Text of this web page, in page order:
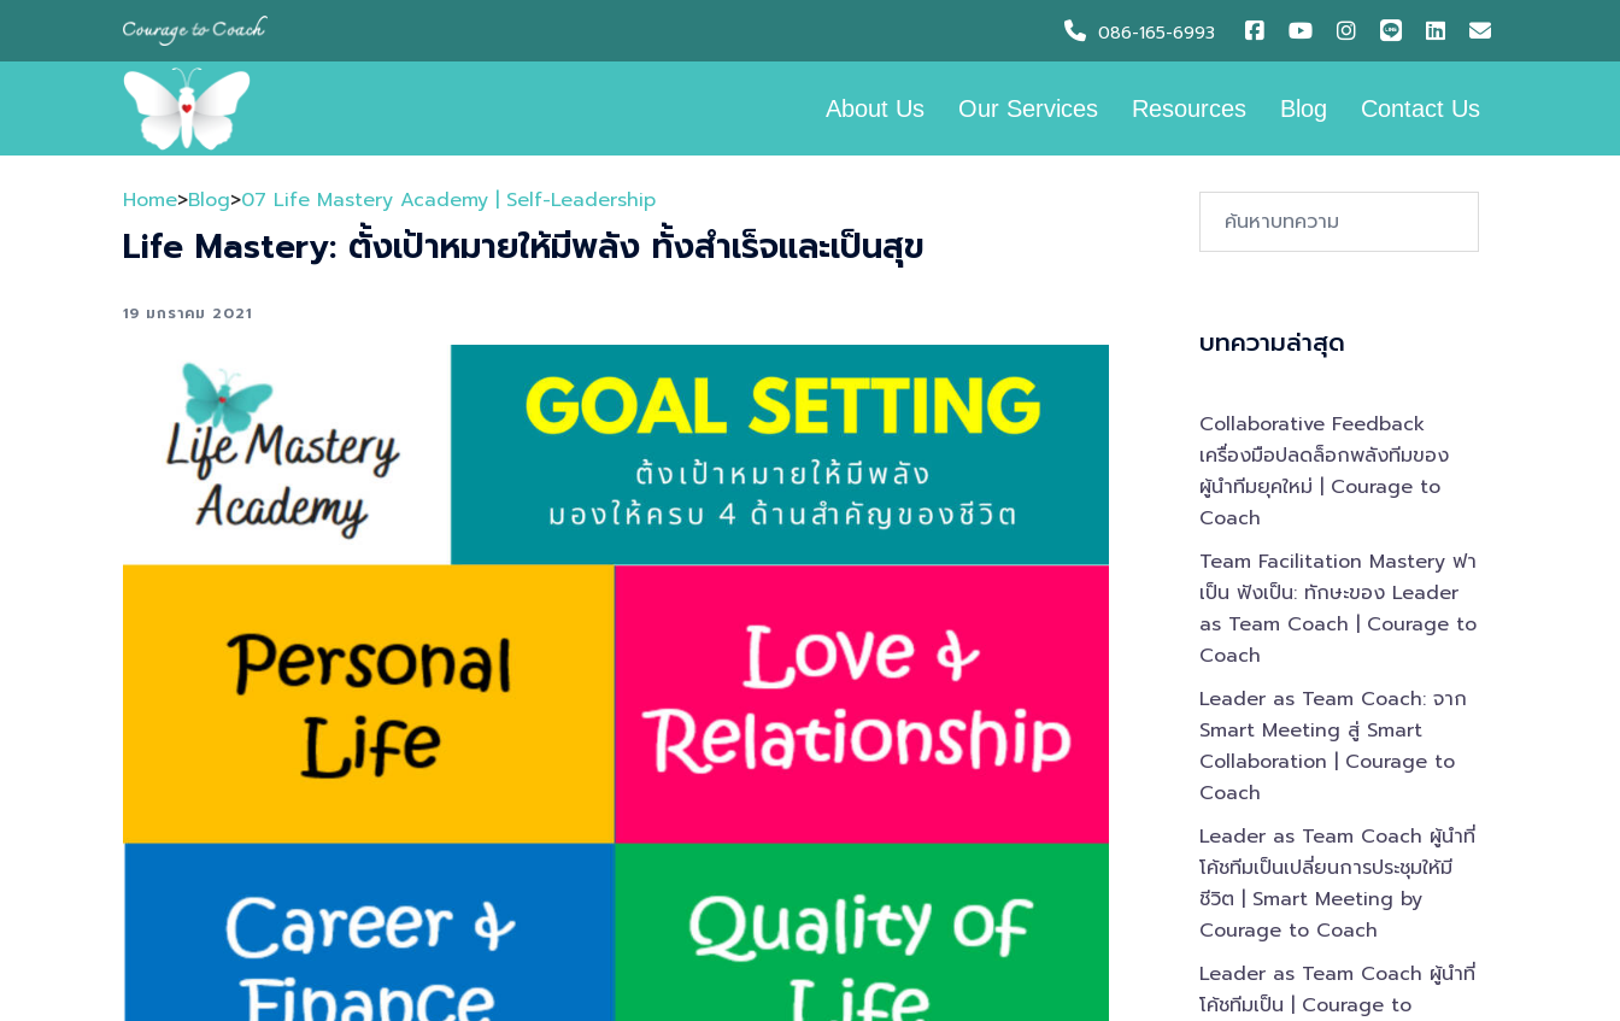
086-165-6993
About Us Our Services Resources Blog Contact Us
Home>Blog>07 Life Mastery Academy | Self-Leadership
Life Mastery: ตั้งเป้าหมายให้มีพลัง ทั้งสำเร็จและเป็นสุข
19 มกราคม 2021
Search…
บทความล่าสุด
Collaborative Feedback
เครื่องมือปลดล็อกพลังทีมของ
ผู้นำทีมยุคใหม่ | Courage to
Coach
Team Facilitation Mastery ฟา
เป็น ฟังเป็น: ทักษะของ Leader
as Team Coach | Courage to
Coach
Leader as Team Coach: จาก
Smart Meeting สู่ Smart
Collaboration | Courage to
Coach
Leader as Team Coach ผู้นำที่
โค้ชทีมเป็นเปลี่ยนการประชุมให้มี
ชีวิต | Smart Meeting by
Courage to Coach
Leader as Team Coach ผู้นำที่
โค้ชทีมเป็น | Courage to